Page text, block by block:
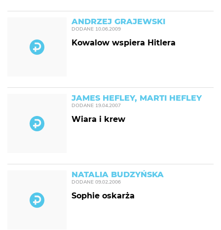
ANDRZEJ GRAJEWSKI
DODANE 10.06.2009
Kowalow wspiera Hitlera
JAMES HEFLEY, MARTI HEFLEY
DODANE 19.04.2007
Wiara i krew
NATALIA BUDZYŃSKA
DODANE 09.02.2006
Sophie oskarża